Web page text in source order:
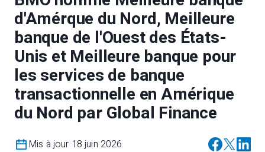
d'Amérque du Nord, Meilleure
banque de l'Ouest des États-
Unis et Meilleure banque pour
les services de banque
transactionnelle en Amérique
du Nord par Global Finance
Mis à jour 18 juin 2026